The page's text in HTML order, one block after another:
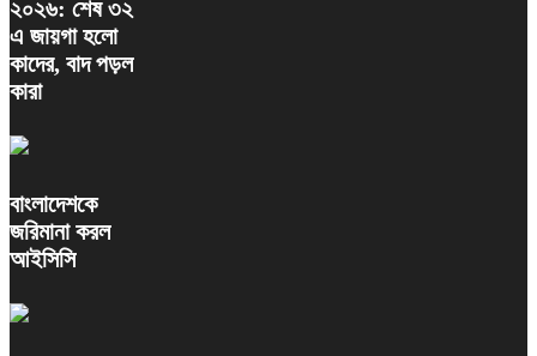
২০২৬: শেষ ৩২
এ জায়গা হলো
কাদের, বাদ পড়ল
কারা
বাংলাদেশকে
জরিমানা করল
আইসিসি